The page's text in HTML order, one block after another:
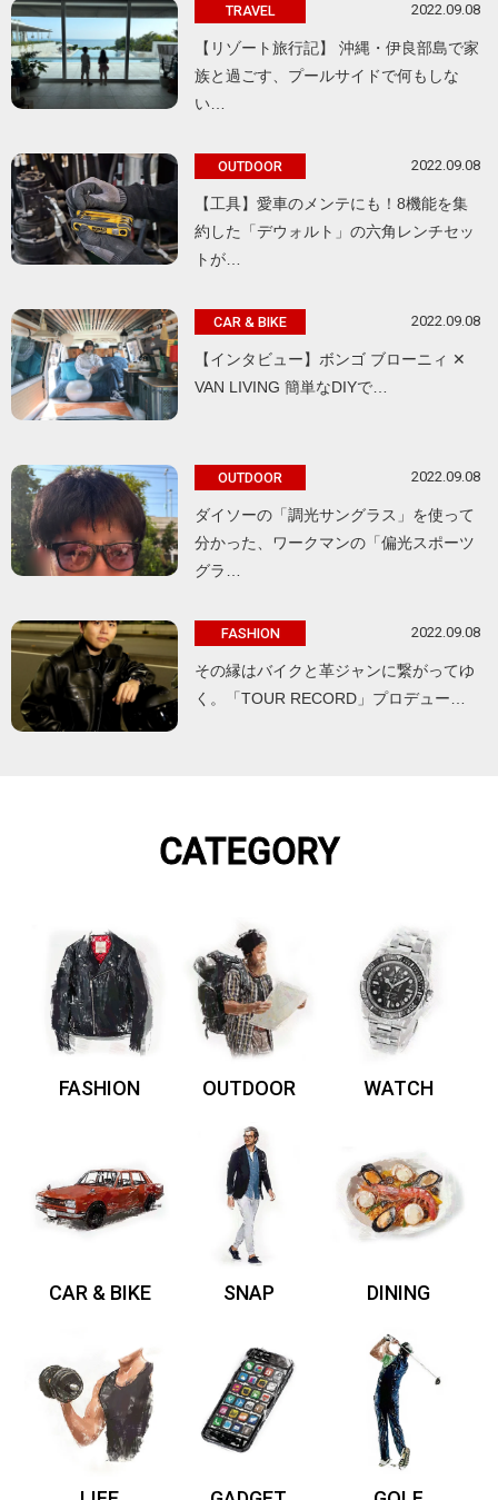
TRAVEL 2022.09.08
【リゾート旅行記】 沖縄・伊良部島で家
族と過ごす、プールサイドで何もしな
い…
OUTDOOR 2022.09.08
【工具】愛車のメンテにも！8機能を集
約した「デウォルト」の六角レンチセッ
トが…
CAR & BIKE 2022.09.08
【インタビュー】ボンゴ ブローニィ ✕
VAN LIVING 簡単なDIYで…
OUTDOOR 2022.09.08
ダイソーの「調光サングラス」を使って
分かった、ワークマンの「偏光スポーツ
グラ…
FASHION 2022.09.08
その縁はバイクと革ジャンに繋がってゆ
く。「TOUR RECORD」プロデュー…
CATEGORY
FASHION OUTDOOR WATCH
CAR & BIKE SNAP DINING